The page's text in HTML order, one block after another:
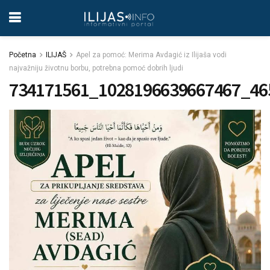
Početna ILIJAŠ
Apel za pomoć: Merima Avdagić iz Ilijaša vodi
najvažniju životnu borbu, potrebna pomoć dobrih ljudi